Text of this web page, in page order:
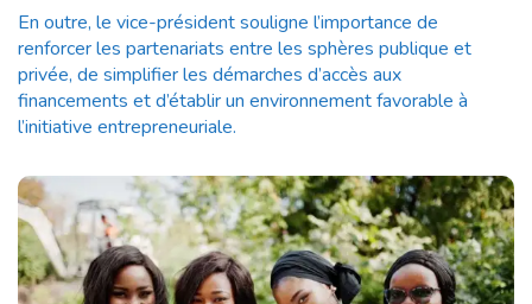
En outre, le vice-président souligne l’importance de
renforcer les partenariats entre les sphères publique et
privée, de simplifier les démarches d’accès aux
financements et d’établir un environnement favorable à
l’initiative entrepreneuriale.